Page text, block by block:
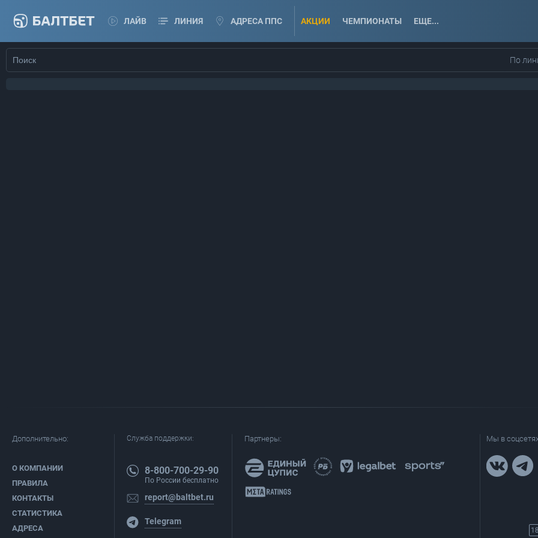
ЛАЙВ ЛИНИЯ АДРЕСА ППС АКЦИИ ЧЕМПИОНАТЫ ЕЩЕ...
По
Дополнительно:
О КОМПАНИИ
ПРАВИЛА
КОНТАКТЫ
СТАТИСТИКА
АДРЕСА
Служба поддержки:
8-800-700-29-90
По России бесплатно
report@baltbet.ru
Telegram
Партнеры: Мы в